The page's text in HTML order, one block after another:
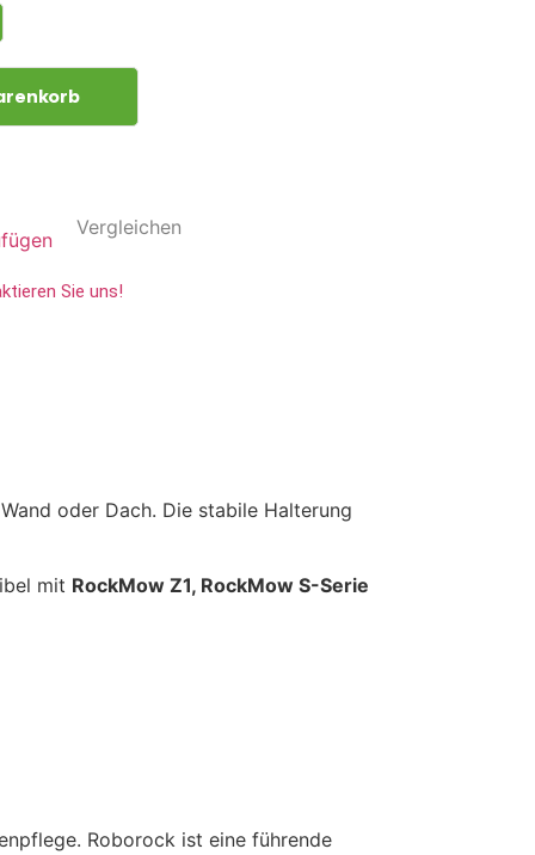
Vergleichen
Sie uns!
oder Dach. Die stabile Halterung
mit RockMow Z1, RockMow S-Serie
Roborock ist eine führende